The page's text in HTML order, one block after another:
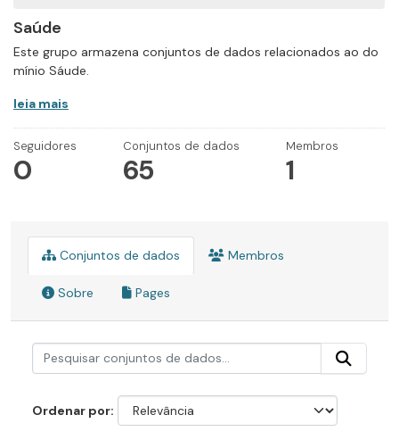
Saúde
Este grupo armazena conjuntos de dados relacionados ao do
mínio Sáude.
leia mais
Seguidores
0
Conjuntos de dados
65
Membros
1
Conjuntos de dados Membros
Sobre Pages
Ordenar por